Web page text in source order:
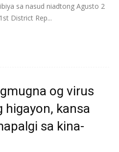
sa nasud niadtong Agusto 2
District Rep...
og virus
higayon, kansa
sa kina-